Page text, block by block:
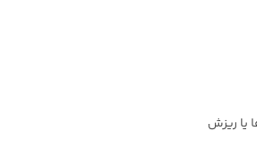
یا ریزش